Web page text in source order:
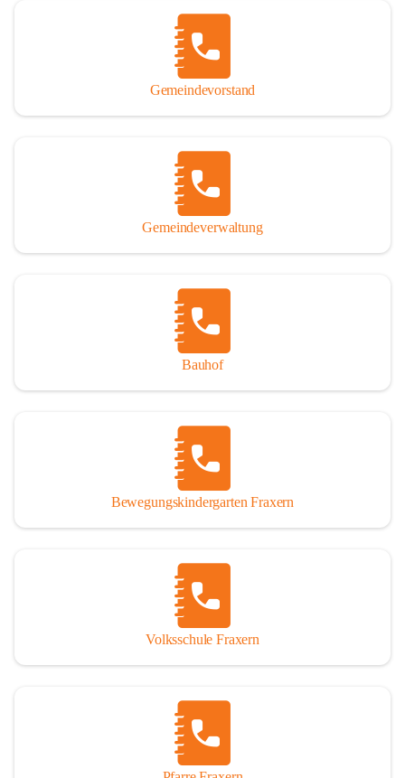
Gemeindevorstand
Gemeindeverwaltung
Bauhof
Bewegungskindergarten Fraxern
Volksschule Fraxern